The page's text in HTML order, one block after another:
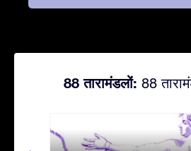
88 तारामंडलों: 88